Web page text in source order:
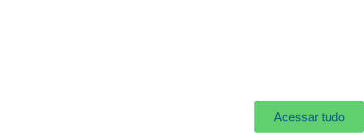
Acessar tudo